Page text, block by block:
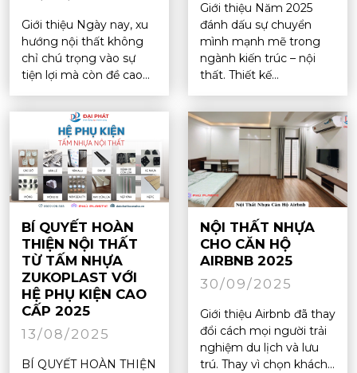
Giới thiệu Ngày nay, xu
hướng nội thất không
chỉ chú trọng vào sự
tiện lợi mà còn đề cao...
Giới thiệu Năm 2025
đánh dấu sự chuyển
mình mạnh mẽ trong
ngành kiến trúc – nội
thất. Thiết kế...
BÍ QUYẾT HOÀN
THIỆN NỘI THẤT
TỪ TẤM NHỰA
ZUKOPLAST VỚI
HỆ PHỤ KIỆN CAO
CẤP 2025
13/08/2025
BÍ QUYẾT HOÀN THIỆN
NỘI THẤT NHỰA
CHO CĂN HỘ
AIRBNB 2025
30/09/2025
Giới thiệu Airbnb đã thay
đổi cách mọi người trải
nghiệm du lịch và lưu
trú. Thay vì chọn khách...